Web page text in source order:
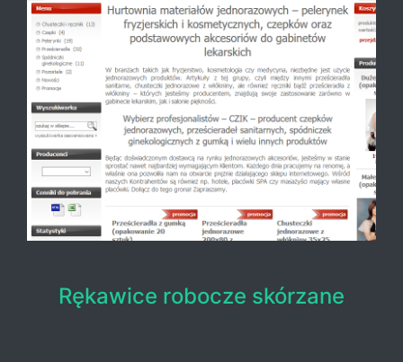
Rękawice robocze skórzane